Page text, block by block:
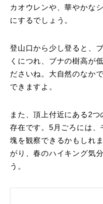
カオウレンや、華やかな
にするでしょう。
登山口から少し登ると、
くにつれ、ブナの樹高が
ださいね。大自然のなか
できますよ。
また、頂上付近にある2
存在です。5月ごろには
塊を観察できるかもしれ
がり、春のハイキング気
う。